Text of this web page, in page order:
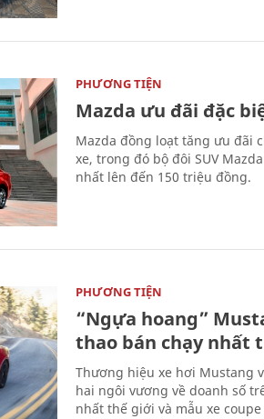
PHƯƠNG TIỆN
Mazda ưu đãi đặc
Mazda đồng loạt tăng ưu đãi
xe, trong đó bộ đôi SUV
nhất lên đến 150 triệu đồng.
PHƯƠNG TIỆN
“Ngựa hoang”
thao bán chạy nhất
Thương hiệu xe hơi Mustang
hai ngôi vương về doanh số
nhất thế giới và mẫu xe